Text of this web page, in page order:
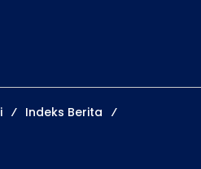
Indeks Berita